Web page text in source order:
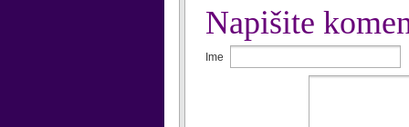
Napišite
Ime